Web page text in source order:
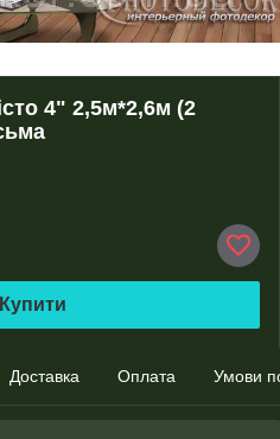
4" 2,5м*2,6м (2
Купити
Доставка Оплата Умови